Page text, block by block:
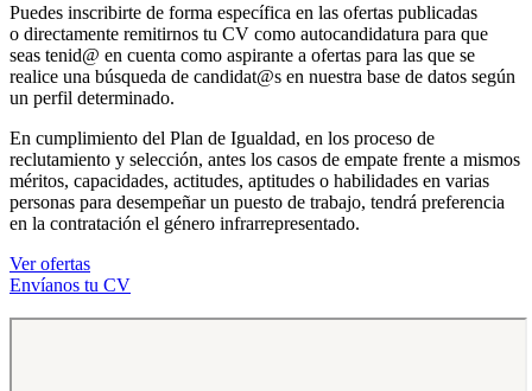
Puedes inscribirte de forma específica en las ofertas publicadas
o directamente remitirnos tu CV como autocandidatura para que
seas tenid@ en cuenta como aspirante a ofertas para las que se
realice una búsqueda de candidat@s en nuestra base de datos según
un perfil determinado.
En cumplimiento del Plan de Igualdad, en los proceso de
reclutamiento y selección, antes los casos de empate frente a mismos
méritos, capacidades, actitudes, aptitudes o habilidades en varias
personas para desempeñar un puesto de trabajo, tendrá preferencia
en la contratación el género infrarrepresentado.
Ver ofertas
Envíanos tu CV